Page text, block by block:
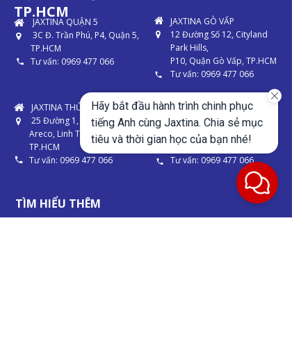
TP.HCM
JAXTINA THỦ ĐỨC
25 Đường 1, Khu dân cư
Areco, Linh Tây, Thủ Đức,
TP.HCM
Tư vấn: 0969 477 066
JAXTINA GÒ VẤP
12 Đường Số 12, Cityland
Park Hills,
P10, Quận Gò Vấp, TP.HCM
Tư vấn: 0969 477 066
TÌM HIỂU THÊM
Địa điểm tổ chức thi IELTS
chính thức của IDP:
3C Đ. Trần Phú, P4, Quận 5,
TP.HCM
Tư vấn: 0969 477 066
JAXTINA QUẬN 5
3C Đ. Trần Phú, P4, Quận 5,
TP.HCM
Tư vấn: 0969 477 066
Hãy bắt đầu hành trình chinh phục
tiếng Anh cùng Jaxtina. Chia sẻ mục
tiêu và thời gian học của bạn nhé!